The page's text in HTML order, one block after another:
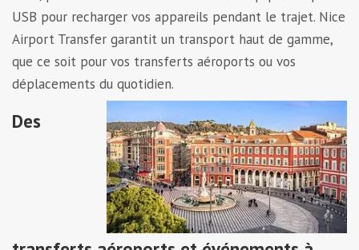
USB pour recharger vos appareils pendant le trajet. Nice
Airport Transfer garantit un transport haut de gamme,
que ce soit pour vos transferts aéroports ou vos
déplacements du quotidien.
Des